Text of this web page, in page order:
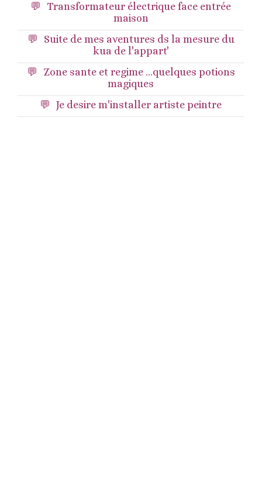
Transformateur électrique face entrée
maison
Suite de mes aventures ds la mesure du
kua de l'appart'
Zone sante et regime ...quelques potions
magiques
Je desire m'installer artiste peintre